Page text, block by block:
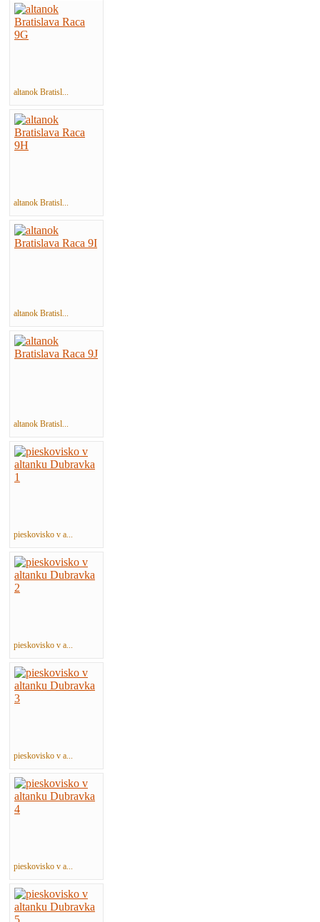
altanok Bratisl...
altanok Bratisl...
altanok Bratisl...
altanok Bratisl...
pieskovisko v a...
pieskovisko v a...
pieskovisko v a...
pieskovisko v a...